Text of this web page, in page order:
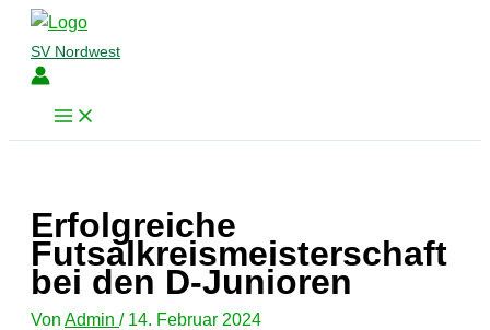
Zum
Inhalt
springen
SV Nordwest
Erfolgreiche
Futsalkreismeisterschaft
bei den D-Junioren
Von Admin / 14. Februar 2024